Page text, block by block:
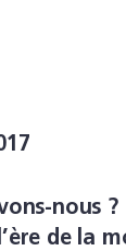
nous
de la